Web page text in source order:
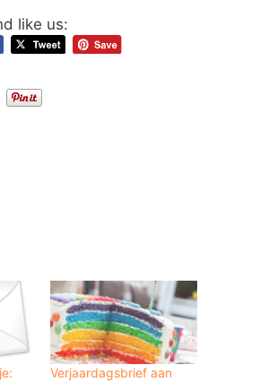
like us:
Verjaardagsbrief aan